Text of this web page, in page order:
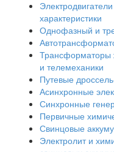
характеристики
Однофазный и
Трансформаторы
и телемеханики
Путевые
Асинхронные
Синхронные
Первичные
Свинцовые
Электролит и